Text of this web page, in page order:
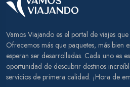
Vamos Viajando es el portal de viajes
Ofrecemos más que paquetes, más bien
esperan ser desarrolladas. Cada uno es
oportunidad de descubrir destinos
servicios de primera calidad. ¡Hora de